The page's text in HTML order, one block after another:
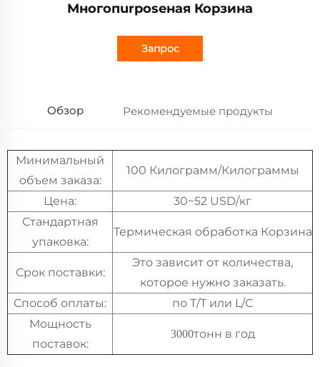
Многопurposeная Корзина
Запрос
Обзор Рекомендуемые продукты
Минимальный
объем заказа:
100 Килограмм/Килограммы
Цена:
30~52 USD/кг
Стандартная
упаковка:
Термическая обработка Корзина
Срок поставки:
Это зависит от количества,
которое нужно заказать.
Способ оплаты:
по T/T или L/C
Мощность
поставок:
3000тонн в год